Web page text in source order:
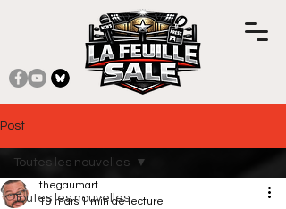
Post
Toutes les nouvelles
Toutes les nouvelles
thegaumart
19 mars 1 min de lecture